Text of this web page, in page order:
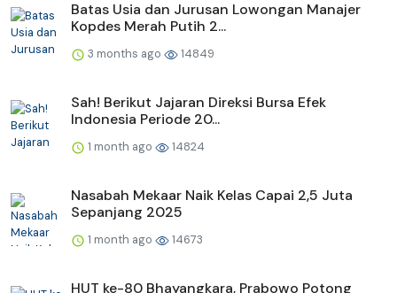
Batas Usia dan Jurusan Lowongan Manajer
Kopdes Merah Putih 2...
3 months ago 14849
Sah! Berikut Jajaran Direksi Bursa Efek
Indonesia Periode 20...
1 month ago 14824
Nasabah Mekaar Naik Kelas Capai 2,5 Juta
Sepanjang 2025
1 month ago 14673
HUT ke-80 Bhayangkara, Prabowo Potong